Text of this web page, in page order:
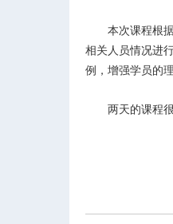
本次课程根
相关人员情况进
例，增强学员的
两天的课程